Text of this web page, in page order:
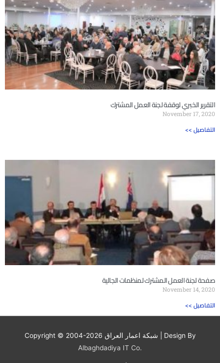
التقرير الخبري لوقفة لجنة العمل المشترك
November 17, 2020
<< التفاصيل
صفحة لجنة العمل المشترك لمنظمات الجالية
November 14, 2020
<< التفاصيل
Copyright © 2004-2026 شبكة اعمار العراق | Design By
Albaghdadiya IT Co.